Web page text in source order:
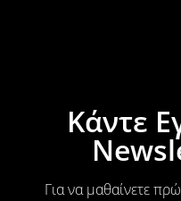
Κάντε
Για να μαθαίνετε